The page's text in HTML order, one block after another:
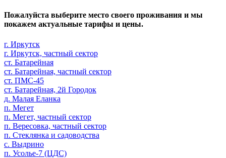
Пожалуйста выберите место своего проживания и мы
покажем актуальные тарифы и цены.
г. Иркутск
г. Иркутск, частный сектор
ст. Батарейная
ст. Батарейная, частный сектор
ст. ПМС-45
ст. Батарейная, 2й Городок
д. Малая Еланка
п. Мегет
п. Мегет, частный сектор
п. Вересовка, частный сектор
п. Стеклянка и садоводства
с. Выдрино
п. Усолье-7 (ЦДС)